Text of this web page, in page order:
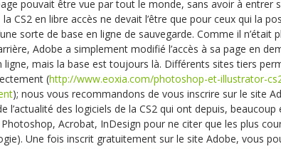
pouvait être vue par tout le monde, sans avoir à entrer
CS2 en libre accès ne devait l’être que pour ceux qui la
sorte de base en ligne de sauvegarde. Comme il n’était
Adobe a simplement modifié l’accès à sa page en
ligne, mais la base est toujours là. Différents sites tiers
(http://www.eoxia.com/photoshop-et-illustrator-
); nous vous recommandons de vous inscrire sur le site
l’actualité des logiciels de la CS2 qui ont depuis, beaucoup
Acrobat, InDesign pour ne citer que les plus
Une fois inscrit gratuitement sur le site Adobe, vous